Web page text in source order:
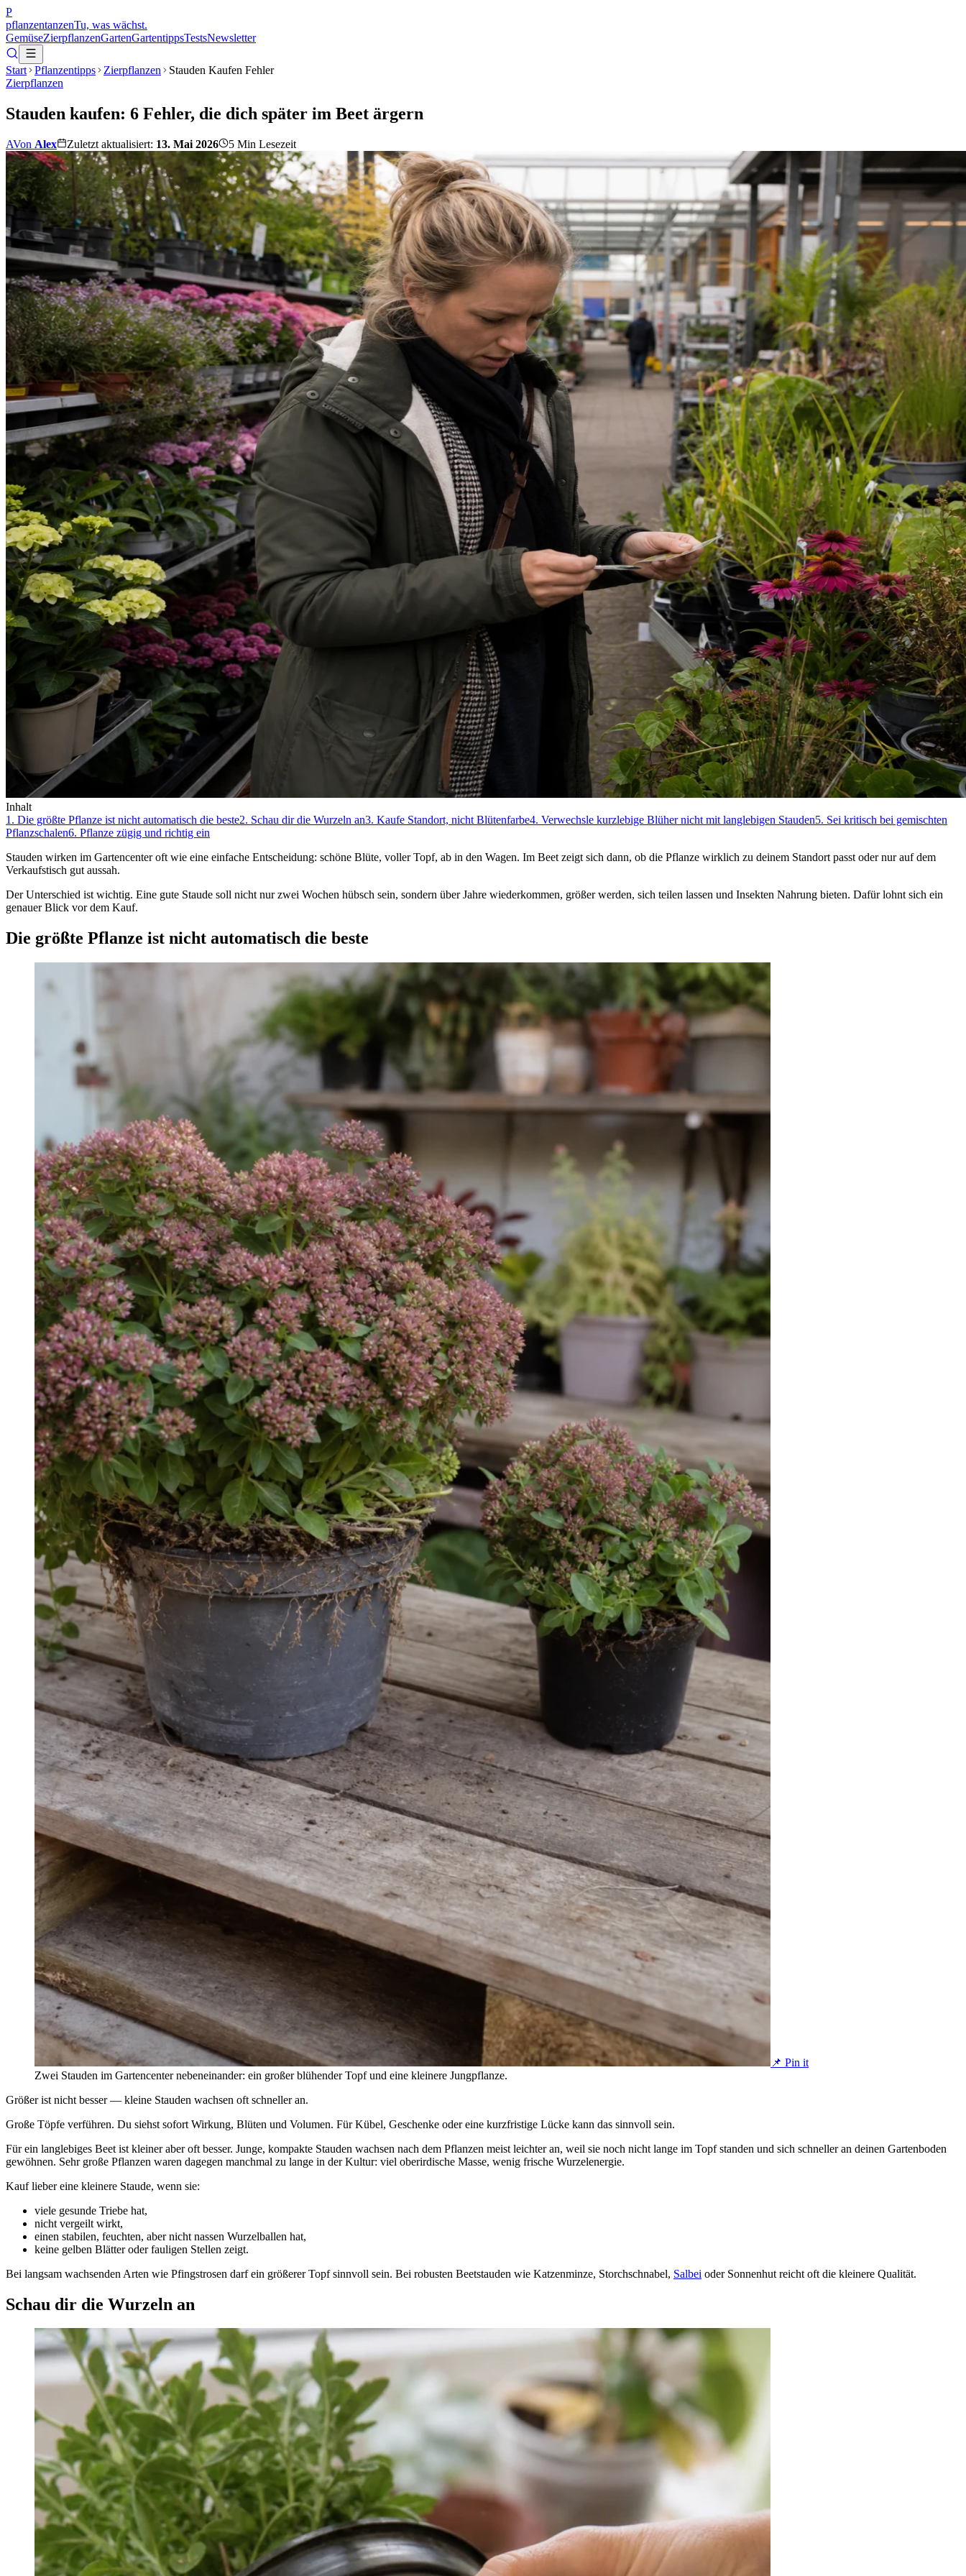
P
pflanzentanzenTu, was wächst.
GemüseZierpflanzenGartenGartentippsTestsNewsletter
Start Pflanzentipps Zierpflanzen
Stauden Kaufen Fehler
Zierpflanzen
Stauden kaufen: 6 Fehler, die dich später im Beet ärgern
AVon Alex Zuletzt aktualisiert: 13. Mai 2026 5 Min Lesezeit
Inhalt
1. Die größte Pflanze ist nicht automatisch die beste2. Schau dir die Wurzeln an3. Kaufe Standort, nicht Blütenfarbe4. Verwechsle kurzlebige Blüher nicht mit langlebigen Stauden5. Sei kritisch bei gemischten
Pflanzschalen6. Pflanze zügig und richtig ein
Stauden wirken im Gartencenter oft wie eine einfache Entscheidung: schöne Blüte, voller Topf, ab in den Wagen. Im Beet zeigt sich dann, ob die Pflanze wirklich zu deinem Standort passt oder nur auf dem
Verkaufstisch gut aussah.
Der Unterschied ist wichtig. Eine gute Staude soll nicht nur zwei Wochen hübsch sein, sondern über Jahre wiederkommen, größer werden, sich teilen lassen und Insekten Nahrung bieten. Dafür lohnt sich ein
genauer Blick vor dem Kauf.
Die größte Pflanze ist nicht automatisch die beste
📌 Pin it
Zwei Stauden im Gartencenter nebeneinander: ein großer blühender Topf und eine kleinere Jungpflanze.
Größer ist nicht besser — kleine Stauden wachsen oft schneller an.
Große Töpfe verführen. Du siehst sofort Wirkung, Blüten und Volumen. Für Kübel, Geschenke oder eine kurzfristige Lücke kann das sinnvoll sein.
Für ein langlebiges Beet ist kleiner aber oft besser. Junge, kompakte Stauden wachsen nach dem Pflanzen meist leichter an, weil sie noch nicht lange im Topf standen und sich schneller an deinen Gartenboden
gewöhnen. Sehr große Pflanzen waren dagegen manchmal zu lange in der Kultur: viel oberirdische Masse, wenig frische Wurzelenergie.
Kauf lieber eine kleinere Staude, wenn sie:
viele gesunde Triebe hat,
nicht vergeilt wirkt,
einen stabilen, feuchten, aber nicht nassen Wurzelballen hat,
keine gelben Blätter oder fauligen Stellen zeigt.
Bei langsam wachsenden Arten wie Pfingstrosen darf ein größerer Topf sinnvoll sein. Bei robusten Beetstauden wie Katzenminze, Storchschnabel, Salbei oder Sonnenhut reicht oft die kleinere Qualität.
Schau dir die Wurzeln an